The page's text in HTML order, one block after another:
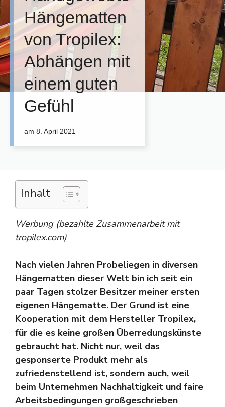
Hängematten
von Tropilex:
Abhängen mit
einem guten
Gefühl
am 8. April 2021
Inhalt
Werbung (bezahlte Zusammenarbeit mit
tropilex.com)
Nach vielen Jahren Probeliegen in diversen
Hängematten dieser Welt bin ich seit ein
paar Tagen stolzer Besitzer meiner ersten
eigenen Hängematte. Der Grund ist eine
Kooperation mit dem Hersteller Tropilex,
für die es keine großen Überredungskünste
gebraucht hat. Nicht nur, weil das
gesponserte Produkt mehr als
zufriedenstellend ist, sondern auch, weil
beim Unternehmen Nachhaltigkeit und faire
Arbeitsbedingungen großgeschrieben